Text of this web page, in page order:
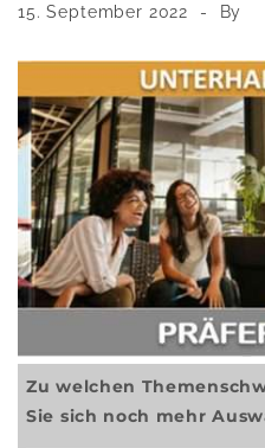
15. September 2022 By
Zu welchen
Sie sich noch mehr